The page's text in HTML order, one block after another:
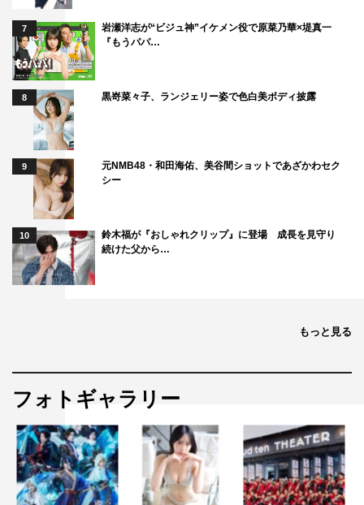
瀬戸康史 藤岡弘、 観月ありさ
7
岩瀬洋志が“ビジュ神”イケメン役で原菜乃華×堤真一
『もうパパ…
8 黒嵜菜々子、ランジェリー姿で色白美ボディ披露
9
元NMB48・和田海佑、美谷間ショットであざかわセク
シー
10
鈴木福が『おしゃれクリップ』に登場 成長を見守り
続けた父から…
もっと見る
フォトギャラリー